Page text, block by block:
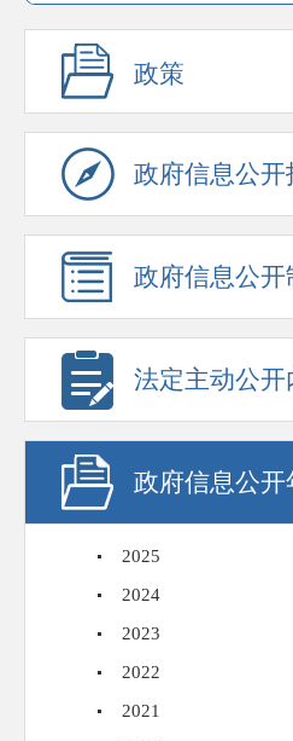
政策
政府信息公开
政府信息公开
法定主动公开
政府信息公开
2025
2024
2023
2022
2021